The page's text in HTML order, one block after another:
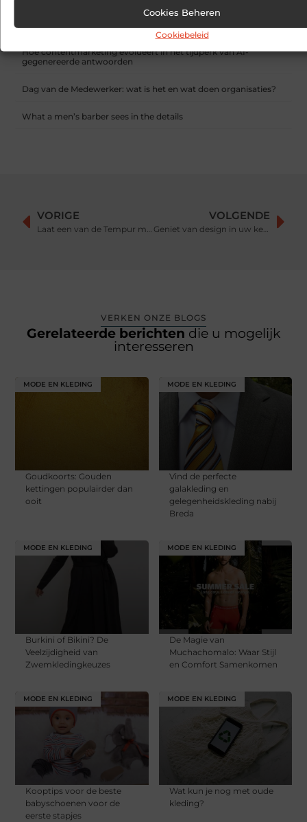
Cookies Beheren
Cookiebeleid
Sitcon: Specialist in beveiligingsoplossingen en
Hoe contentmarketing evolueert in het tijdperk van AI-
gegenereerde antwoorden
Dag van de Medewerker: wat is het en wat doen organisaties?
What a men’s barber sees in the details
VORIGE
Laat een van de Tempur matrassen aan huis bezorgen
VOLGENDE
Geniet van design in uw keuken met een Liebherr koelkast
VERKEN ONZE BLOGS
Gerelateerde berichten die u mogelijk
interesseren
MODE EN KLEDING
Goudkoorts: Gouden
kettingen populairder dan
ooit
MODE EN KLEDING
Vind de perfecte
galakleding en
gelegenheidskleding nabij
Breda
MODE EN KLEDING
Burkini of Bikini? De
Veelzijdigheid van
Zwemkledingkeuzes
MODE EN KLEDING
De Magie van
Muchachomalo: Waar Stijl
en Comfort Samenkomen
MODE EN KLEDING
Kooptips voor de beste
babyschoenen voor de
eerste stapjes
MODE EN KLEDING
Wat kun je nog met oude
kleding?